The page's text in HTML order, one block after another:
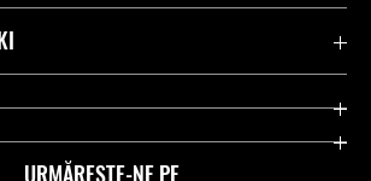
URMĂREȘTE-NE PE